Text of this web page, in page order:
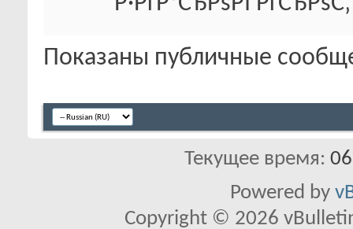
Показаны публичные
Текущее время:
Powered by
Copyright © 2026